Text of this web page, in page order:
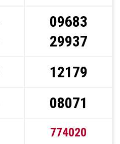
09683
29937
12179
08071
774020